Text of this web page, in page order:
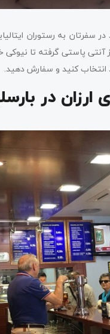
سفرتان به رستوران
پاستی گرفته تا نیوکی
انتخاب کنید و سفارش دهید.
در